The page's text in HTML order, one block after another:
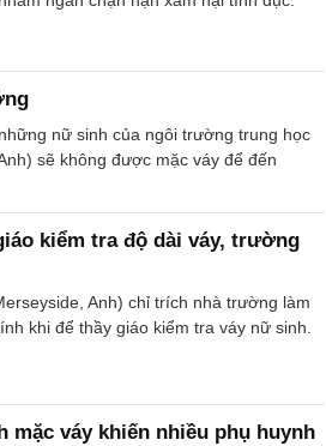
nữ sinh của ngôi trường trung học
sẽ không được mặc váy để đến
kiểm tra độ dài váy, trường
Anh) chỉ trích nhà trường làm
khi để thầy giáo kiểm tra váy nữ sinh.
váy khiến nhiều phụ huynh